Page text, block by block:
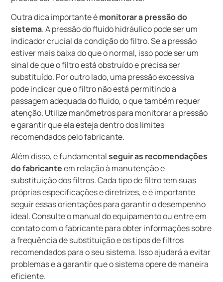
Outra dica importante émonitorar a pressão do
sistema. A pressão do fluido hidráulico pode ser um
indicador crucial da condição do filtro. Se a pressão
estiver mais baixa do que o normal, isso pode ser um
sinal de que o filtro está obstruído e precisa ser
substituído. Por outro lado, uma pressão excessiva
pode indicar que o filtro não está permitindo a
passagem adequada do fluido, o que também requer
atenção. Utilize manômetros para monitorar a pressão
e garantir que ela esteja dentro dos limites
recomendados pelo fabricante.
Além disso, é fundamentalseguir as recomendações
do fabricanteem relação à manutenção e
substituição dos filtros. Cada tipo de filtro tem suas
próprias especificações e diretrizes, e é importante
seguir essas orientações para garantir o desempenho
ideal. Consulte o manual do equipamento ou entre em
contato com o fabricante para obter informações sobre
a frequência de substituição e os tipos de filtros
recomendados para o seu sistema. Isso ajudará a evitar
problemas e a garantir que o sistema opere de maneira
eficiente.